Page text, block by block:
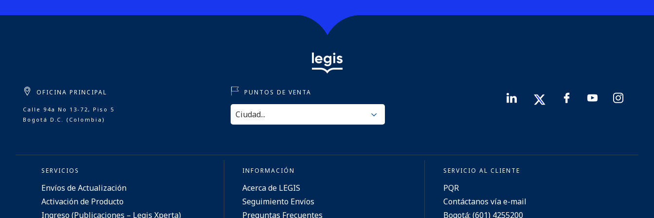
OFICINA PRINCIPAL
Calle 94a No 13-72, Piso 5
Bogotá D.C. (Colombia)
PUNTOS DE VENTA
SERVICIOS
Envíos de Actualización
Activación de Producto
Ingreso (Publicaciones – Legis Xperta)
INFORMACIÓN
Acerca de LEGIS
Seguimiento Envíos
Preguntas Frecuentes
SERVICIO AL CLIENTE
PQR
Contáctanos vía e-mail
Bogotá: (601) 4255200